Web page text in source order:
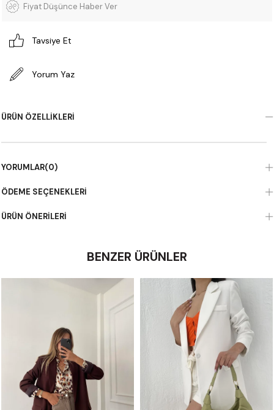
Fiyat Düşünce Haber Ver
Tavsiye Et
Yorum Yaz
ÜRÜN ÖZELLIKLERI
YORUMLAR(0)
ÖDEME SEÇENEKLERI
ÜRÜN ÖNERILERI
BENZER ÜRÜNLER